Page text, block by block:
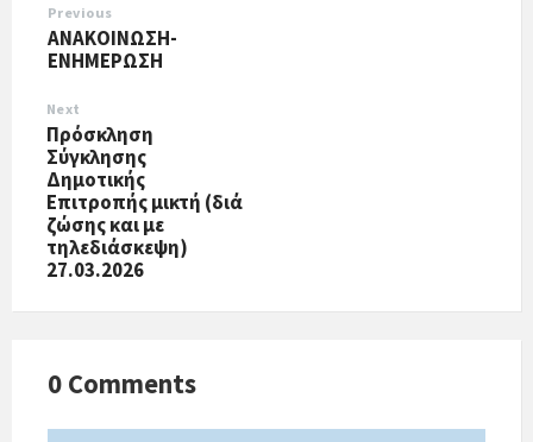
Previous
ΑΝΑΚΟΙΝΩΣΗ-
ΕΝΗΜΕΡΩΣΗ
Next
Πρόσκληση
Σύγκλησης
Δημοτικής
Επιτροπής μικτή (διά
ζώσης και με
τηλεδιάσκεψη)
27.03.2026
0 Comments